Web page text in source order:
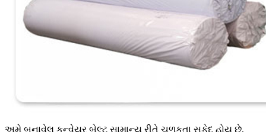
અમે બનાવેલ કન્વેયર બેલ્ટ સામાન્ય રીતે ચળકતા સફેદ હોય છે,